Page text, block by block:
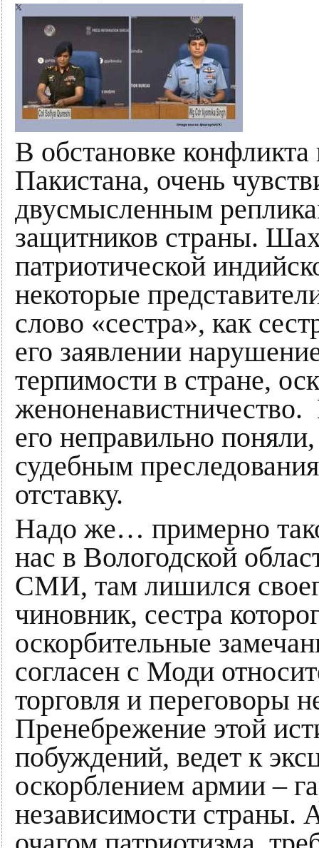
В обстановке
Пакистана, очень
двусмысленным
защитников страны.
патриотической
некоторые
слово «сестра», как
его заявлении
терпимости в стране,
его неправильно
судебным
отставку.
Надо же… примерно
нас в Вологодской
СМИ, там лишился
чиновник, сестра
оскорбительные
согласен с Моди
торговля и переговоры
Пренебрежение этой
побуждений, ведет к
оскорблением армии –
независимости страны.